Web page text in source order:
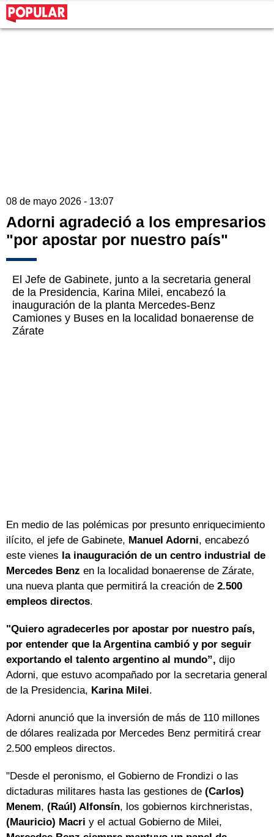
08 de mayo 2026 - 13:07
Adorni agradeció a los empresarios
"por apostar por nuestro país"
El Jefe de Gabinete, junto a la secretaria general
de la Presidencia, Karina Milei, encabezó la
inauguración de la planta Mercedes-Benz
Camiones y Buses en la localidad bonaerense de
Zárate
En medio de las polémicas por presunto enriquecimiento
ilícito, el jefe de Gabinete, Manuel Adorni, encabezó
este vienes la inauguración de un centro industrial de
Mercedes Benz en la localidad bonaerense de Zárate,
una nueva planta que permitirá la creación de 2.500
empleos directos.
"Quiero agradecerles por apostar por nuestro país,
por entender que la Argentina cambió y por seguir
exportando el talento argentino al mundo”, dijo
Adorni, que estuvo acompañado por la secretaria general
de la Presidencia, Karina Milei.
Adorni anunció que la inversión de más de 110 millones
de dólares realizada por Mercedes Benz permitirá crear
2.500 empleos directos.
"Desde el peronismo, el Gobierno de Frondizi o las
dictaduras militares hasta las gestiones de (Carlos)
Menem, (Raúl) Alfonsín, los gobiernos kirchneristas,
(Mauricio) Macri y el actual Gobierno de Milei,